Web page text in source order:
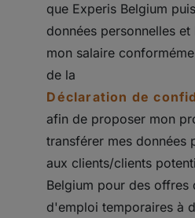
que Experis Belgium
données personnelles
mon salaire
de la
Déclaration de
afin de proposer mon
transférer mes données
aux clients/clients
Belgium pour des offres
d'emploi temporaires à